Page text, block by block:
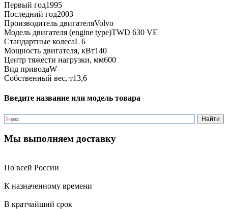
Первый год1995
Последний год2003
Производитель двигателяVolvo
Модель двигателя (engine type)TWD 630 VE
Стандартные колесаL 6
Мощность двигателя, кВт140
Центр тяжести нагрузки, мм600
Вид приводаW
Собственный вес, т13,6
Введите название или модель товара
Мы выполняем доставку
По всей России
К назначенному времени
В кратчайший срок